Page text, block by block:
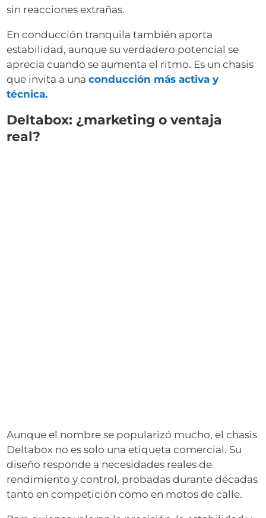
sin reacciones extrañas.
En conducción tranquila también aporta
estabilidad, aunque su verdadero potencial se
aprecia cuando se aumenta el ritmo. Es un chasis
que invita a unaconducción más activa y
técnica.
Deltabox: ¿marketing o ventaja
real?
Aunque el nombre se popularizó mucho, el chasis
Deltabox no es solo una etiqueta comercial. Su
diseño responde a necesidades reales de
rendimiento y control, probadas durante décadas
tanto en competición como en motos de calle.